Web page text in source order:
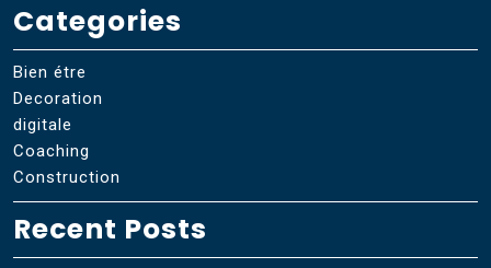
Categories
Bien étre
Decoration
digitale
Coaching
Construction
Recent Posts